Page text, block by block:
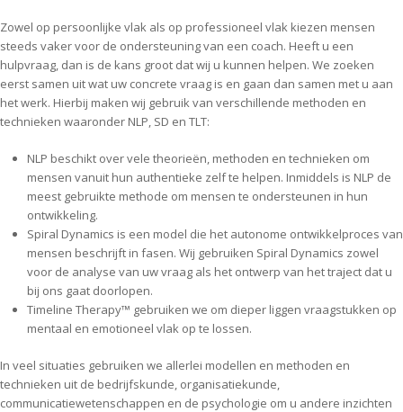
Zowel op persoonlijke vlak als op professioneel vlak kiezen mensen
steeds vaker voor de ondersteuning van een coach. Heeft u een
hulpvraag, dan is de kans groot dat wij u kunnen helpen. We zoeken
eerst samen uit wat uw concrete vraag is en gaan dan samen met u aan
het werk. Hierbij maken wij gebruik van verschillende methoden en
technieken waaronder NLP, SD en TLT:
NLP beschikt over vele theorieën, methoden en technieken om
mensen vanuit hun authentieke zelf te helpen. Inmiddels is NLP de
meest gebruikte methode om mensen te ondersteunen in hun
ontwikkeling.
Spiral Dynamics is een model die het autonome ontwikkelproces van
mensen beschrijft in fasen. Wij gebruiken Spiral Dynamics zowel
voor de analyse van uw vraag als het ontwerp van het traject dat u
bij ons gaat doorlopen.
Timeline Therapy™ gebruiken we om dieper liggen vraagstukken op
mentaal en emotioneel vlak op te lossen.
In veel situaties gebruiken we allerlei modellen en methoden en
technieken uit de bedrijfskunde, organisatiekunde,
communicatiewetenschappen en de psychologie om u andere inzichten